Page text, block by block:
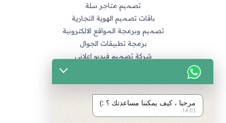
تصميم متاجر سلة
باقات تصميم الهوية التجارية
تصميم وبرمجة المواقع الالكترونية
برمجة تطبيقات الجوال
شركة تصميم فيديو اعلاني
التسويق الالكتروني
تصميم متاجر زد و متاجر سله
مرحبا ، كيف يمكننا مساعدتك ؟ :)
14:03